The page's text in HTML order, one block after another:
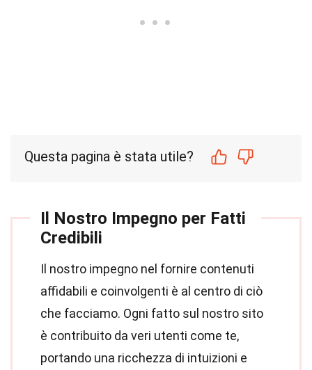
Questa pagina è stata utile?
Il Nostro Impegno per Fatti
Credibili
Il nostro impegno nel fornire contenuti
affidabili e coinvolgenti è al centro di ciò
che facciamo. Ogni fatto sul nostro sito
è contribuito da veri utenti come te,
portando una ricchezza di intuizioni e